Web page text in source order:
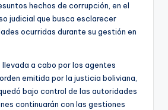
hechos de corrupción, en el
judicial que busca esclarecer
ocurridas durante su gestión en
llevada a cabo por los agentes
emitida por la justicia boliviana,
bajo control de las autoridades
continuarán con las gestiones